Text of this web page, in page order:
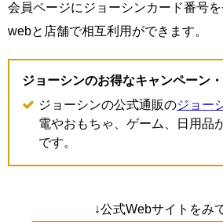
会員ページにジョーシンカード番号
webと店舗で相互利用ができます。
ジョーシンのお得なキャンペーン
ジョーシンの公式通販のジョー
電やおもちゃ、ゲーム、日用品
です。
↓公式Webサイトをみ